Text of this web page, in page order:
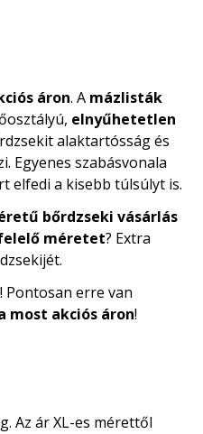
áron. A mázlisták
elnyűhetetlen
alaktartósság és
Egyenes szabásvonala
elfedi a kisebb túlsúlyt is.
bőrdzseki vásárlás
méretet? Extra
Pontosan erre van
most akciós áron!
Az ár XL-es mérettől